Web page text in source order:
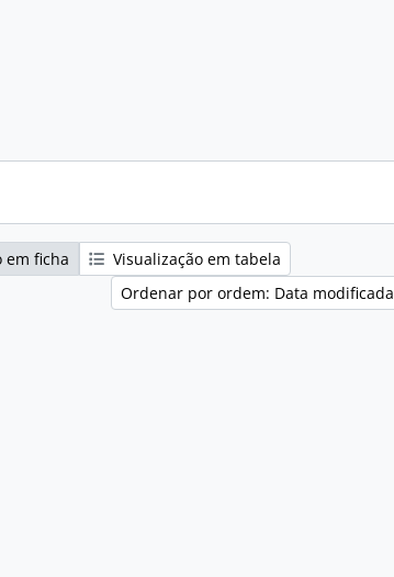
em ficha
Visualização em tabela
Ordenar por ordem: Data modificada